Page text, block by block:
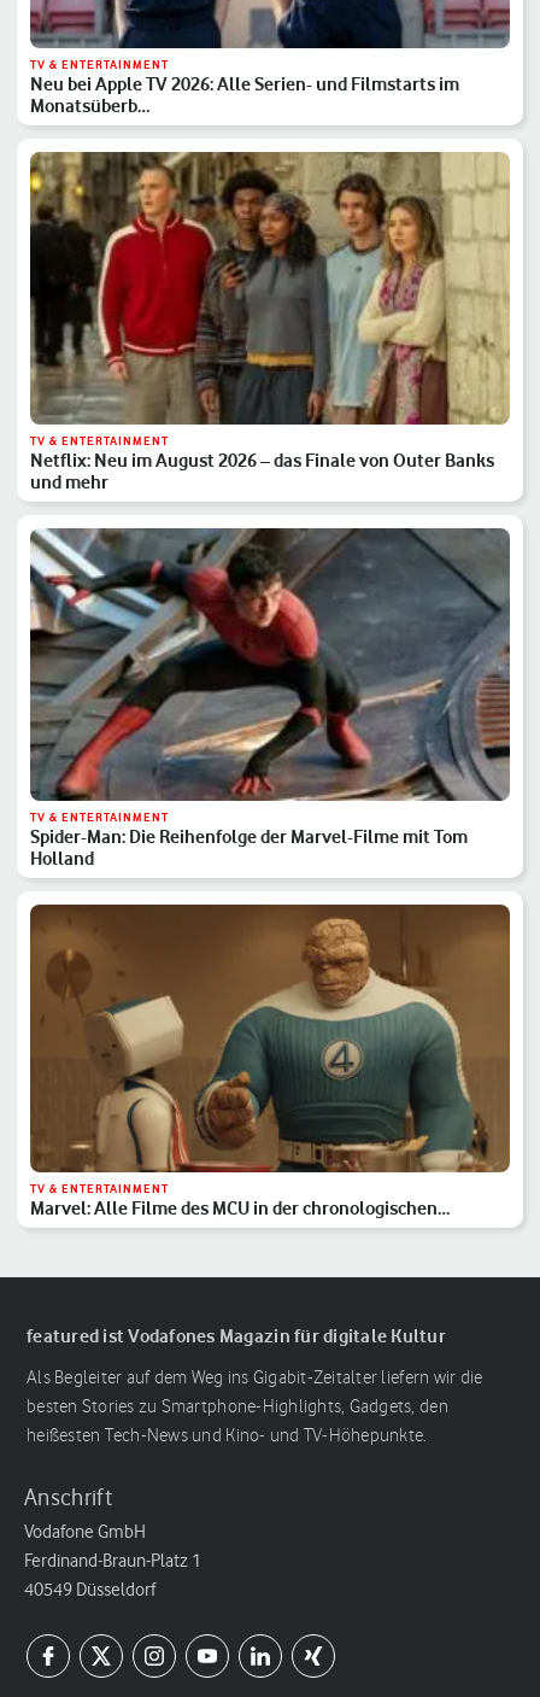
TV & ENTERTAINMENT
Neu bei Apple TV 2026: Alle Serien- und Filmstarts im
Monatsüberb…
TV & ENTERTAINMENT
Netflix: Neu im August 2026 – das Finale von Outer Banks
und mehr
TV & ENTERTAINMENT
Spider-Man: Die Reihenfolge der Marvel-Filme mit Tom
Holland
TV & ENTERTAINMENT
Marvel: Alle Filme des MCU in der chronologischen
Reihenfolge
featured ist Vodafones Magazin für digitale Kultur
Als Begleiter auf dem Weg ins Gigabit-Zeitalter liefern wir die
besten Stories zu Smartphone-Highlights, Gadgets, den
heißesten Tech-News und Kino- und TV-Höhepunkte.
Anschrift
Vodafone GmbH
Ferdinand-Braun-Platz 1
40549 Düsseldorf